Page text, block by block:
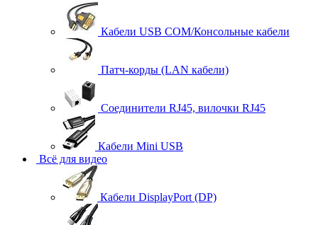
Кабели USB COM/Консольные кабели
Патч-корды (LAN кабели)
Соединители RJ45, вилочки RJ45
Кабели Mini USB
Всё для видео
Кабели DisplayPort (DP)